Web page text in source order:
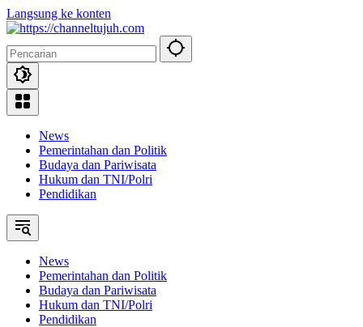
Langsung ke konten
News
Pemerintahan dan Politik
Budaya dan Pariwisata
Hukum dan TNI/Polri
Pendidikan
News
Pemerintahan dan Politik
Budaya dan Pariwisata
Hukum dan TNI/Polri
Pendidikan